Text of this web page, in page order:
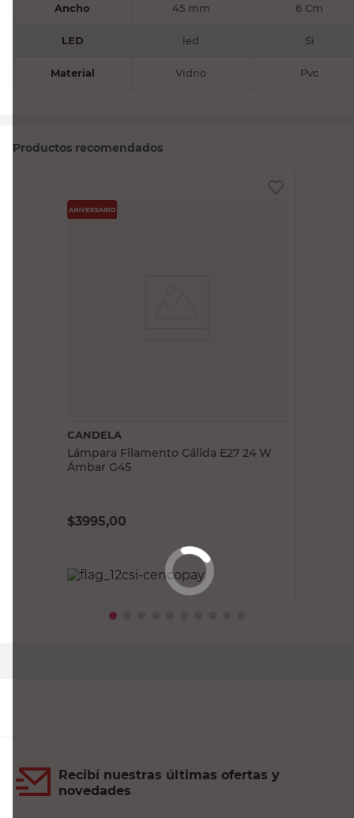
Ancho 45 mm 6 Cm
LED led Si
Material Vidrio Pvc
Productos recomendados
CANDELA
Lámpara Filamento Cálida E27 24 W
Ámbar G45
$3995,00
Recibí nuestras últimas ofertas y
novedades